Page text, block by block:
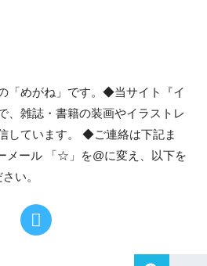
「めがね」です。◆当サイト『イ
、雑誌・書籍の装画やイラストレ
しています。 ◆ご連絡は下記ま
メール 「☆」を@に変え、以下を
い。